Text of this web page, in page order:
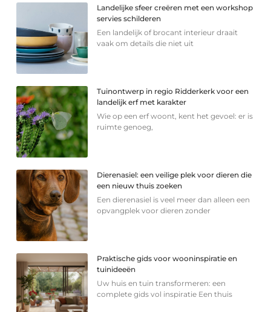
Landelijke sfeer creëren met een workshop
servies schilderen
Een landelijk of brocant interieur draait
vaak om details die niet uit
Tuinontwerp in regio Ridderkerk voor een
landelijk erf met karakter
Wie op een erf woont, kent het gevoel: er is
ruimte genoeg,
Dierenasiel: een veilige plek voor dieren die
een nieuw thuis zoeken
Een dierenasiel is veel meer dan alleen een
opvangplek voor dieren zonder
Praktische gids voor wooninspiratie en
tuinideeën
Uw huis en tuin transformeren: een
complete gids vol inspiratie Een thuis